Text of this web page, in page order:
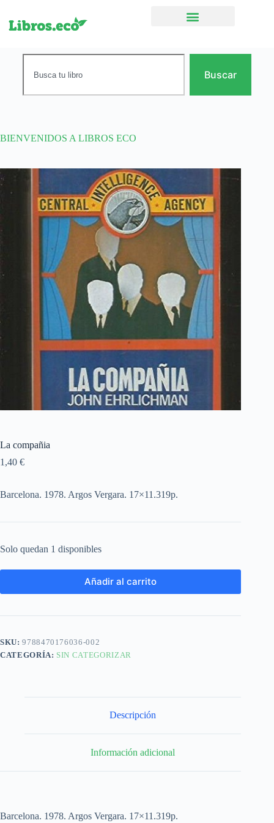
Buscar
BIENVENIDOS A LIBROS ECO
La compañia
1,40 €
Barcelona. 1978. Argos Vergara. 17×11.319p.
Solo quedan 1 disponibles
Añadir al carrito
SKU:9788470176036-002
CATEGORÍA: SIN CATEGORIZAR
Descripción
Información adicional
Barcelona. 1978. Argos Vergara. 17×11.319p.